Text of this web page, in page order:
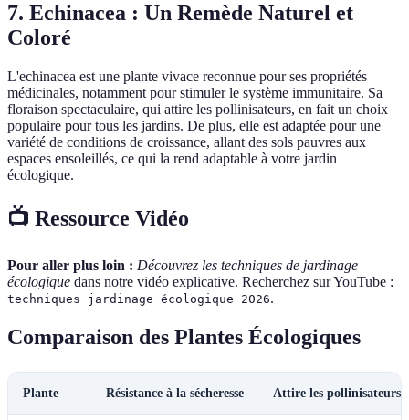
7. Echinacea : Un Remède Naturel et
Coloré
L'echinacea est une plante vivace reconnue pour ses propriétés
médicinales, notamment pour stimuler le système immunitaire. Sa
floraison spectaculaire, qui attire les pollinisateurs, en fait un choix
populaire pour tous les jardins. De plus, elle est adaptée pour une
variété de conditions de croissance, allant des sols pauvres aux
espaces ensoleillés, ce qui la rend adaptable à votre jardin
écologique.
📺 Ressource Vidéo
Pour aller plus loin : Découvrez les techniques de jardinage
écologique dans notre vidéo explicative. Recherchez sur YouTube :
techniques jardinage écologique 2026.
Comparaison des Plantes Écologiques
Plante Résistance à la sécheresse Attire les pollinisateurs